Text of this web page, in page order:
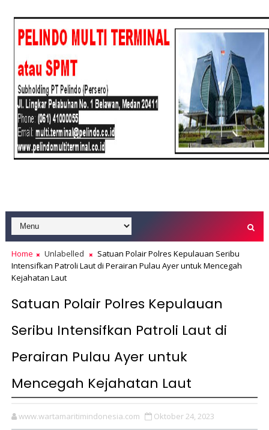
Home Unlabelled
Satuan Polair Polres Kepulauan Seribu
Intensifkan Patroli Laut di Perairan Pulau Ayer untuk Mencegah
Kejahatan Laut
Satuan Polair Polres Kepulauan
Seribu Intensifkan Patroli Laut di
Perairan Pulau Ayer untuk
Mencegah Kejahatan Laut
www.wartamaritimindonesia.com Oktober 24, 2023